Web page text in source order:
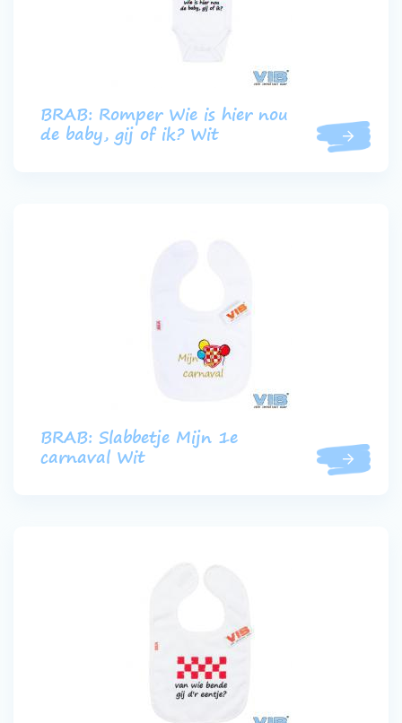
BRAB: Romper Wie is hier nou
de baby, gij of ik? Wit
BRAB: Slabbetje Mijn 1e
carnaval Wit